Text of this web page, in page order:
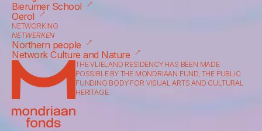
Bierumer School ⟶
Oerol ⟶
NETWORKING
NETWERKEN
Northern people ⟶
Network Culture and Nature ⟶
THE VLIELAND RESIDENCY HAS BEEN MADE
POSSIBLE BY THE MONDRIAAN FUND, THE PUBLIC
FUNDING BODY FOR VISUAL ARTS AND CULTURAL
HERITAGE.